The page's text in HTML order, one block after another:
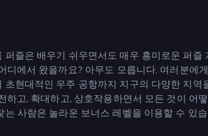
퍼즐은 배우기 쉬우면서도 매우 흥미로운 퍼
디에서 왔을까요? 아무도 모릅니다. 여러분에
초현대적인 우주 공항까지 지구의 다양한 지
하고, 확대하고, 상호작용하면서 모든 것이 어
는 사람은 놀라운 보너스 레벨을 이용할 수 있